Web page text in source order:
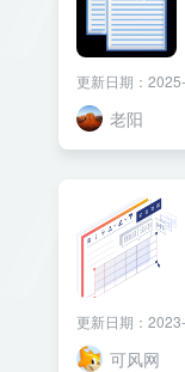
更新日期：
老阳
更新日期：
可风网